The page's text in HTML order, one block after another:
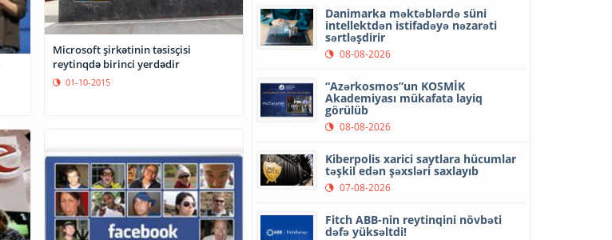
Microsoft şirkətinin təsisçisi
reytinqdə birinci yerdədir
01-10-2015
Danimarka məktəblərdə süni
intellektdən istifadəyə nəzarəti
sərtləşdirir
08-08-2026
“Azərkosmos”un KOSMİK
Akademiyası mükafata layiq
görülüb
08-08-2026
Kiberpolis xarici saytlara hücumlar
təşkil edən şəxsləri saxlayıb
07-08-2026
Fitch ABB-nin reytinqini növbəti
dəfə yüksəltdi!